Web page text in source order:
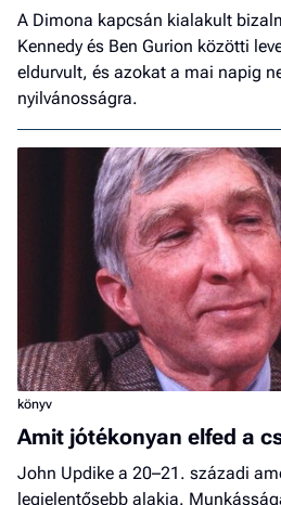
A Dimona kapcsán kialakult
Kennedy és Ben Gurion közötti
eldurvult, és azokat a mai napig
nyilvánosságra.
könyv
Amit jótékonyan elfed a
John Updike a 20–21. századi
legjelentősebb alakja.